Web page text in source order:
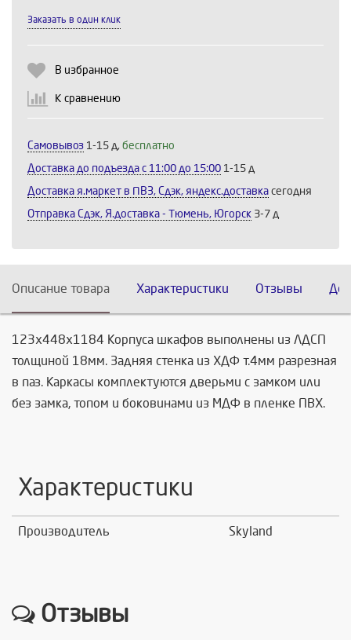
Заказать в один клик
В избранное
К сравнению
Самовывоз 1-15 д, бесплатно
Доставка до подъезда c 11:00 до 15:00 1-15 д
Доставка я.маркет в ПВЗ, Сдэк, яндекс.доставка сегодня
Отправка Сдэк, Я.доставка - Тюмень, Югорск 3-7 д
Описание товара Характеристики Отзывы
123х448х1184 Корпуса шкафов выполнены из ЛДСП
толщиной 18мм. Задняя стенка из ХДФ т.4мм разрезная
в паз. Каркасы комплектуются дверьми с замком или
без замка, топом и боковинами из МДФ в пленке ПВХ.
Характеристики
Производитель Skyland
Отзывы